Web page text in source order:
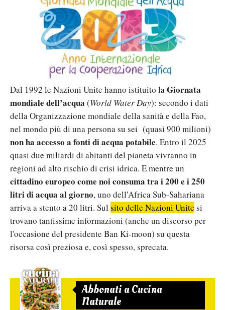
Dal 1992 le Nazioni Unite hanno istituito laGiornata
mondiale dell’acqua (World Water Day): secondo i dati
della Organizzazione mondiale della sanità e della Fao,
nel mondo più di una persona su sei (quasi 900 milioni)
non ha accesso a fonti di acqua potabile. Entro il 2025
quasi due miliardi di abitanti del pianeta vivranno in
regioni ad alto rischio di crisi idrica. E mentre un
cittadino europeo come noi consuma tra i 200 e i 250
litri di acqua al giorno, uno dell'Africa Sub-Sahariana
arriva a stento a 20 litri. Sul sito delle Nazioni Unite si
trovano tantissime informazioni (anche un discorso per
l'occasione del presidente Ban Ki-moon) su questa
risorsa così preziosa e, così spesso, sprecata.
Abbonati a Cucina
Naturale